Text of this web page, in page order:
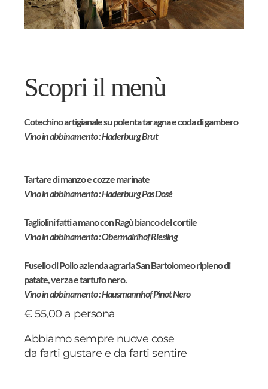
Scopri il menù
Cotechino artigianale su polenta taragna e coda di gambero
Vino in abbinamento : Haderburg Brut
Tartare di manzo e cozze marinate
Vino in abbinamento : Haderburg Pas Dosé
Tagliolini fatti a mano con Ragù bianco del cortile
Vino in abbinamento : Obermairlhof Riesling
Fusello di Pollo azienda agraria San Bartolomeo ripieno di
patate, verza e tartufo nero.
Vino in abbinamento : Hausmannhof Pinot Nero
€ 55,00 a persona
Abbiamo sempre nuove cose
da farti gustare e da farti sentire